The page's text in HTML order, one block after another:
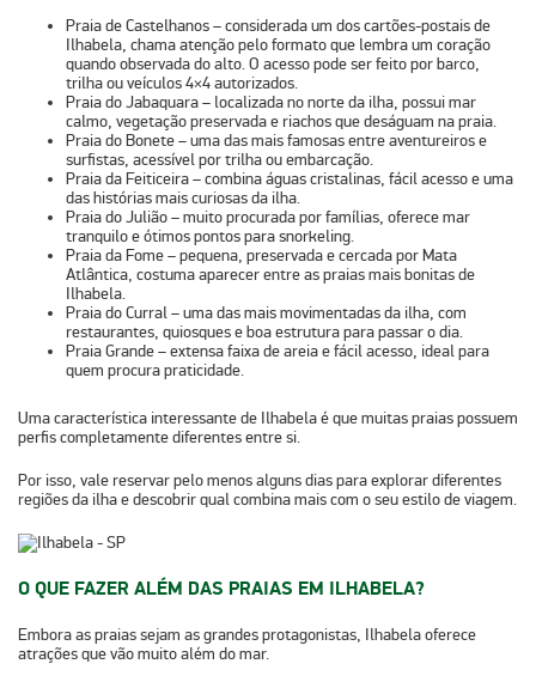
Praia de Castelhanos– considerada um dos cartões-postais de
Ilhabela, chama atenção pelo formato que lembra um coração
quando observada do alto. O acesso pode ser feito por barco,
trilha ou veículos 4×4 autorizados.
Praia do Jabaquara– localizada no norte da ilha, possui mar
calmo, vegetação preservada e riachos que deságuam na praia.
Praia do Bonete– uma das mais famosas entre aventureiros e
surfistas, acessível por trilha ou embarcação.
Praia da Feiticeira– combina águas cristalinas, fácil acesso e uma
das histórias mais curiosas da ilha.
Praia do Julião– muito procurada por famílias, oferece mar
tranquilo e ótimos pontos para snorkeling.
Praia da Fome –pequena, preservada e cercada por Mata
Atlântica, costuma aparecer entre as praias mais bonitas de
Ilhabela.
Praia do Curral– uma das mais movimentadas da ilha, com
restaurantes, quiosques e boa estrutura para passar o dia.
Praia Grande– extensa faixa de areia e fácil acesso, ideal para
quem procura praticidade.
Uma característica interessante de Ilhabela é quemuitas praias possuem
perfis completamente diferentes entre si.
Por isso, vale reservar pelo menos alguns dias para explorar diferentes
regiões da ilha e descobrir qual combina mais com o seu estilo de viagem.
O QUE FAZER ALÉM DAS PRAIAS EM ILHABELA?
Embora as praias sejam as grandes protagonistas, Ilhabela oferece
atrações que vão muito além do mar.